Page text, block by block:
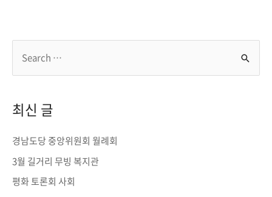
r
h
f
o
최신 글
경남도당 중앙위원회 월례회
3월 길거리 무빙 복지관
평화 토론회 사회